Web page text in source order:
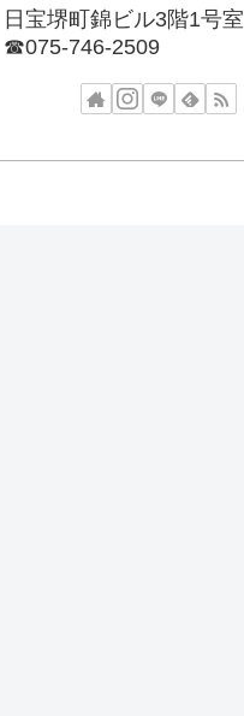
日宝堺町錦ビル3階1号室
☎︎075-746-2509